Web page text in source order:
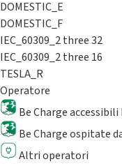
DOMESTIC_E
DOMESTIC_F
IEC_60309_2 three 32
IEC_60309_2 three 16
TESLA_R
Operatore
Be Charge accessibili
Be Charge ospitate
Altri operatori